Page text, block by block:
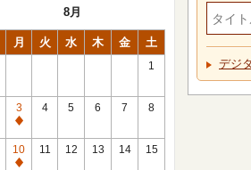
8月
月 火 水 木 金 土
1
3
休
館
日
4 5 6 7 8
10
休
11 12 13 14 15
デジ